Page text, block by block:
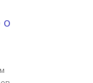
о